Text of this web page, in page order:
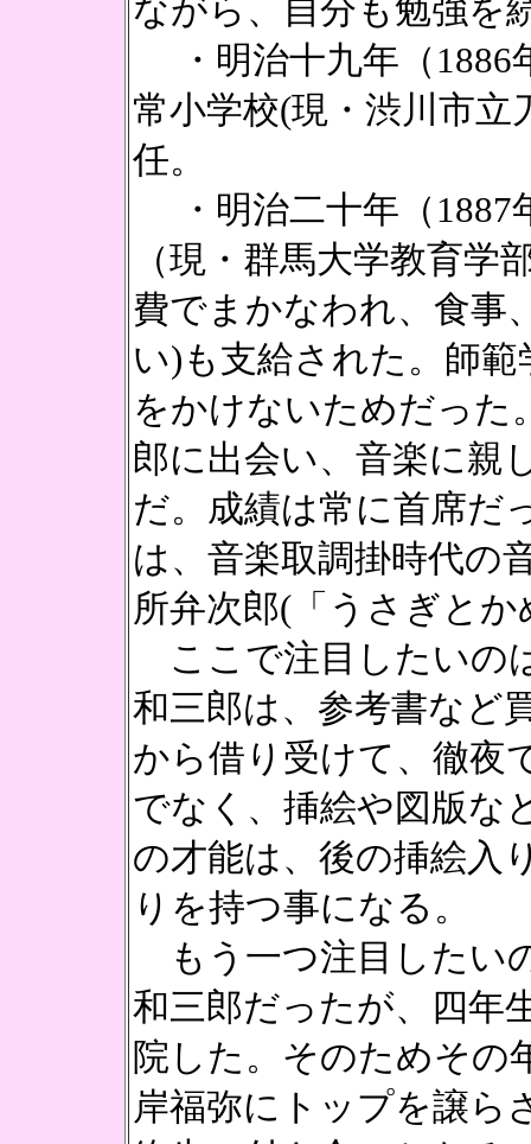
ながら、自分も勉強を
・明治十九年（1886
常小学校(現・渋川市
任。
・明治二十年（1887
（現・群馬大学教育学
費でまかなわれ、食事
い)も支給された。師
をかけないためだった
郎に出会い、音楽に親
だ。成績は常に首席だ
は、音楽取調掛時代の
所弁次郎(「うさぎと
ここで注目したいの
和三郎は、参考書など
から借り受けて、徹夜
でなく、挿絵や図版な
の才能は、後の挿絵入
りを持つ事になる。
もう一つ注目したい
和三郎だったが、四年
院した。そのためその
岸福弥にトップを譲ら